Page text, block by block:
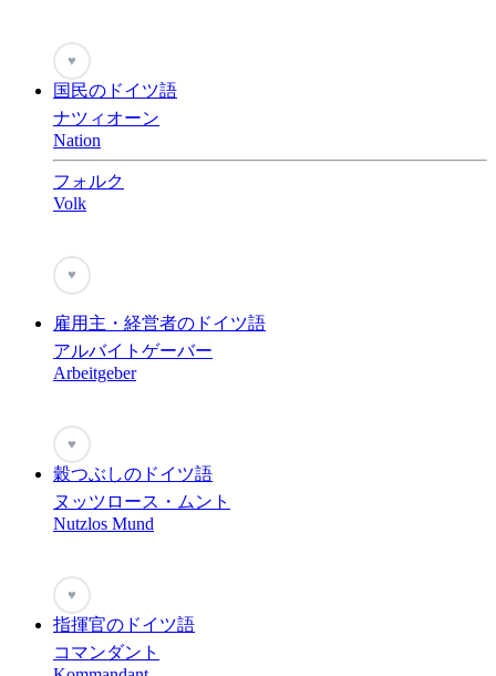
♥
国民のドイツ語
ナツィオーン
Nation
フォルク
Volk
♥
雇用主・経営者のドイツ語
アルバイトゲーバー
Arbeitgeber
♥
穀つぶしのドイツ語
ヌッツロース・ムント
Nutzlos Mund
♥
指揮官のドイツ語
コマンダント